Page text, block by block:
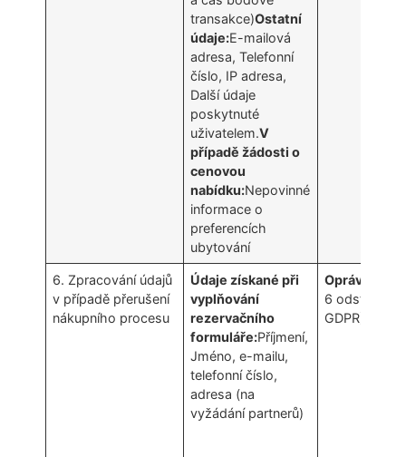
transakce)Ostatní
údaje:E-mailová
adresa, Telefonní
číslo, IP adresa,
Další údaje
poskytnuté
uživatelem.V
případě žádosti o
cenovou
nabídku:Nepovinné
informace o
preferencích
ubytování
6. Zpracování údajů
v případě přerušení
nákupního procesu
Údaje získané při
vyplňování
rezervačního
formuláře:Příjmení,
Jméno, e-mailu,
telefonní číslo,
adresa (na
vyžádání partnerů)
Oprávněný
6 odst. 1
GDPR)